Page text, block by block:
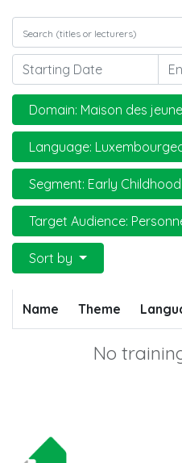
Domain: Maison des
Language:
Segment: Early
Target Audience:
Sort by
Name Theme
No